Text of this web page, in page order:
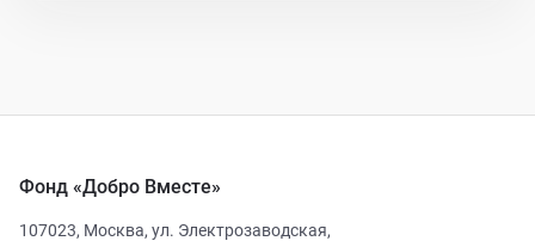
Фонд «Добро Вместе»
107023, Москва, ул. Электрозаводская,